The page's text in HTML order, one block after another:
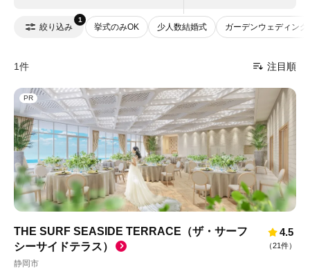
絞り込み
1
挙式のみOK 少人数結婚式 ガーデンウェディング
1件 注目順
PR
THE SURF SEASIDE TERRACE（ザ・サーフ
シーサイドテラス）
静岡市
4.5
（21件）